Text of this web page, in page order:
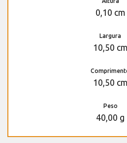
0,10 cm
Largura
10,50 cm
10,50 cm
Peso
40,00 g